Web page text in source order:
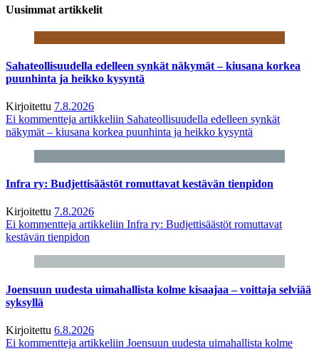
Uusimmat artikkelit
Sahateollisuudella edelleen synkät näkymät – kiusana korkea
puunhinta ja heikko kysyntä
Kirjoitettu 7.8.2026
Ei kommentteja artikkeliin Sahateollisuudella edelleen synkät
näkymät – kiusana korkea puunhinta ja heikko kysyntä
Infra ry: Budjettisäästöt romuttavat kestävän tienpidon
Kirjoitettu 7.8.2026
Ei kommentteja artikkeliin Infra ry: Budjettisäästöt romuttavat
kestävän tienpidon
Joensuun uudesta uimahallista kolme kisaajaa – voittaja selviää
syksyllä
Kirjoitettu 6.8.2026
Ei kommentteja artikkeliin Joensuun uudesta uimahallista kolme